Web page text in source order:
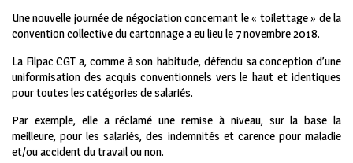
Une nouvelle journée de négociation concernant le « toilettage » de la
convention collective du cartonnage a eu lieu le 7 novembre 2018.
La Filpac CGT a, comme à son habitude, défendu sa conception d’une
uniformisation des acquis conventionnels vers le haut et identiques
pour toutes les catégories de salariés.
Par exemple, elle a réclamé une remise à niveau, sur la base la
meilleure, pour les salariés, des indemnités et carence pour maladie
et/ou accident du travail ou non.